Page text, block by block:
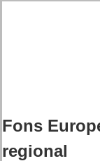
Fons
regional